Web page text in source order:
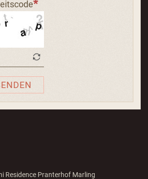
Residence Pranterhof Marling